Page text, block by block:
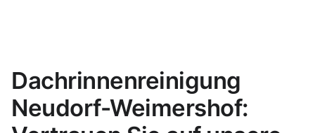
Dachrinnenreinigung
Neudorf-Weimershof: